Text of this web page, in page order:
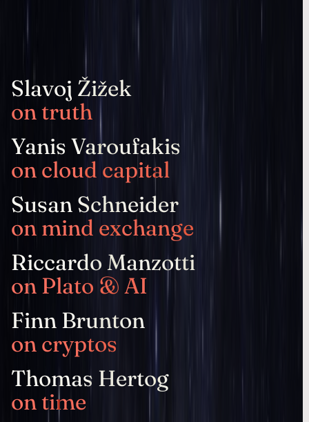
Slavoj Žižek
on truth
Yanis Varoufakis
on cloud capital
Susan Schneider
on mind exchange
Riccardo Manzotti
on Plato & AI
Finn Brunton
on cryptos
Thomas Hertog
on time